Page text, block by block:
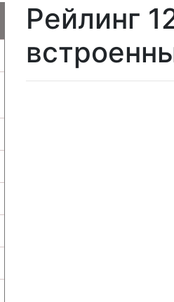
Рейлинг